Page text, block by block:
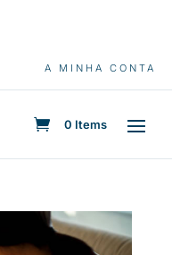
A MINHA CONTA
0 Items